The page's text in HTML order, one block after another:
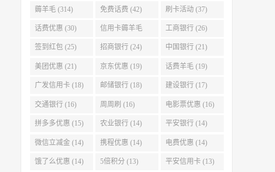
薅羊毛 (314) 免费话费 (42) 刷卡活动 (37)
话费优惠 (30) 信用卡薅羊毛
(29)
工商银行 (26)
签到红包 (25) 招商银行 (24) 中国银行 (21)
美团优惠 (21) 京东优惠 (19) 话费羊毛 (19)
广发信用卡 (18) 邮储银行 (18) 建设银行 (17)
交通银行 (16) 周周刷 (16) 电影票优惠 (16)
拼多多优惠 (15) 农业银行 (14) 平安银行 (14)
微信立减金 (14) 携程优惠 (14) 电费优惠 (14)
饿了么优惠 (14) 5倍积分 (13) 平安信用卡 (13)